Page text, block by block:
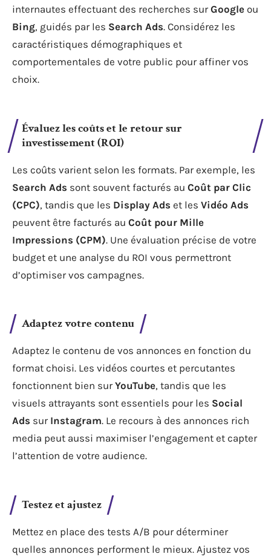
internautes effectuant des recherches surGoogle ou
Bing, guidés par les Search Ads. Considérez les
caractéristiques démographiques et
comportementales de votre public pour affiner vos
choix.
Évaluez les coûts et le retour sur
investissement (ROI)
Les coûts varient selon les formats. Par exemple, les
Search Ads sont souvent facturés au Coût par Clic
(CPC), tandis que les Display Ads et les Vidéo Ads
peuvent être facturés au Coût pour Mille
Impressions (CPM). Une évaluation précise de votre
budget et une analyse du ROI vous permettront
d’optimiser vos campagnes.
Adaptez votre contenu
Adaptez le contenu de vos annonces en fonction du
format choisi. Les vidéos courtes et percutantes
fonctionnent bien surYouTube, tandis que les
visuels attrayants sont essentiels pour les Social
Ads sur Instagram. Le recours à des annonces rich
media peut aussi maximiser l’engagement et capter
l’attention de votre audience.
Testez et ajustez
Mettez en place des tests A/B pour déterminer
quelles annonces performent le mieux. Ajustez vos